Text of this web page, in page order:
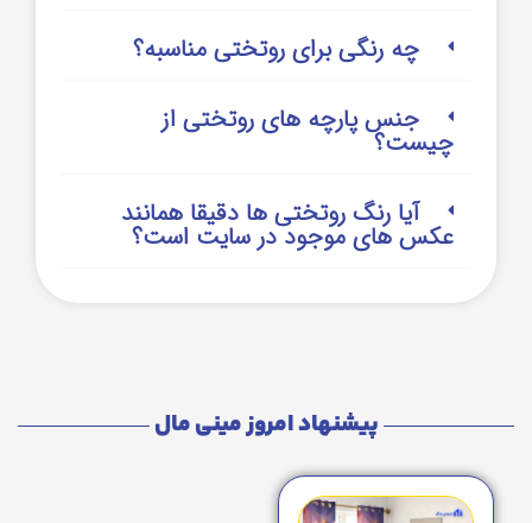
چه رنگی برای روتختی مناسبه؟
جنس پارچه های روتختی از
چیست؟
آیا رنگ روتختی ها دقیقا همانند
عکس های موجود در سایت است؟
پیشنهاد امروز مینی مال